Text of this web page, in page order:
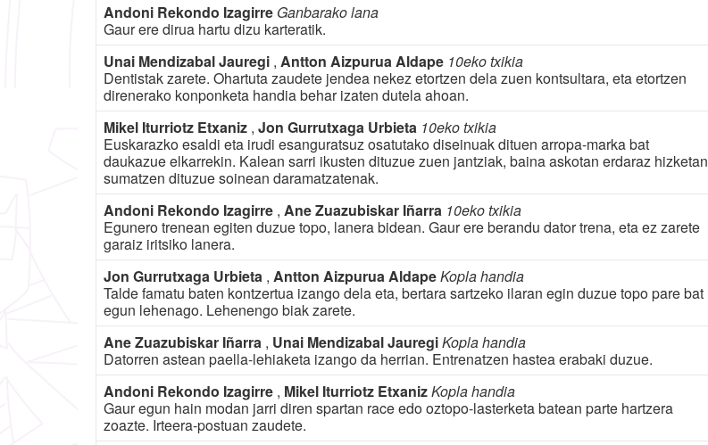
Andoni Rekondo Izagirre Ganbarako lana
Gaur ere dirua hartu dizu karteratik.
Unai Mendizabal Jauregi , Antton Aizpurua Aldape 10eko txikia
Dentistak zarete. Ohartuta zaudete jendea nekez etortzen dela zuen kontsultara, eta etortzen
direnerako konponketa handia behar izaten dutela ahoan.
Mikel Iturriotz Etxaniz , Jon Gurrutxaga Urbieta 10eko txikia
Euskarazko esaldi eta irudi esanguratsuz osatutako diseinuak dituen arropa-marka bat
daukazue elkarrekin. Kalean sarri ikusten dituzue zuen jantziak, baina askotan erdaraz hizketan
sumatzen dituzue soinean daramatzatenak.
Andoni Rekondo Izagirre , Ane Zuazubiskar Iñarra 10eko txikia
Egunero trenean egiten duzue topo, lanera bidean. Gaur ere berandu dator trena, eta ez zarete
garaiz iritsiko lanera.
Jon Gurrutxaga Urbieta , Antton Aizpurua AldapeKopla handia
Talde famatu baten kontzertua izango dela eta, bertara sartzeko ilaran egin duzue topo pare bat
egun lehenago. Lehenengo biak zarete.
Ane Zuazubiskar Iñarra , Unai Mendizabal JauregiKopla handia
Datorren astean paella-lehiaketa izango da herrian. Entrenatzen hastea erabaki duzue.
Andoni Rekondo Izagirre , Mikel Iturriotz EtxanizKopla handia
Gaur egun hain modan jarri diren spartan race edo oztopo-lasterketa batean parte hartzera
zoazte. Irteera-postuan zaudete.